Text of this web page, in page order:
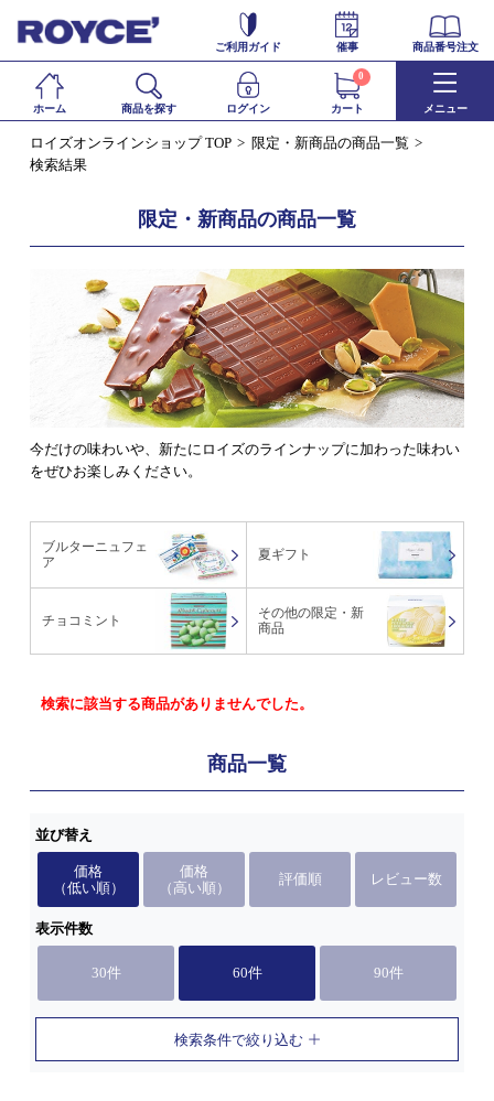
ご利用ガイド 催事 商品番号注文
ホーム 商品を探す ログイン カート
0
メニュー
ロイズオンラインショップ TOP
限定・新商品の商品一覧
検索結果
限定・新商品の商品一覧
今だけの味わいや、新たにロイズのラインナップに加わった味わい
をぜひお楽しみください。
ブルターニュフェ
ア
夏ギフト
チョコミント
その他の限定・新
商品
検索に該当する商品がありませんでした。
商品一覧
並び替え
価格
（低い順）
価格
（高い順）
評価順 レビュー数
表示件数
30件 60件 90件
検索条件で絞り込む